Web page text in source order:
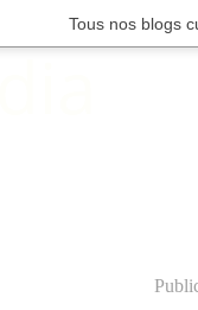
Tous nos blogs